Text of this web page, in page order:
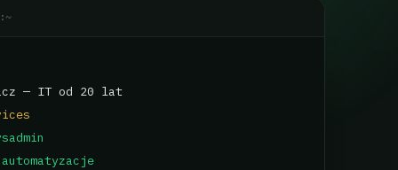
— IT od 20 lat
automatyzacje